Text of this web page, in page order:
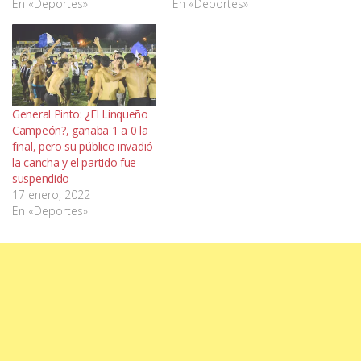
En «Deportes» En «Deportes»
General Pinto: ¿El Linqueño
Campeón?, ganaba 1 a 0 la
final, pero su público invadió
la cancha y el partido fue
suspendido
17 enero, 2022
En «Deportes»